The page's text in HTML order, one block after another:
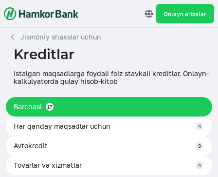
Onlayn arizalar
Jismoniy shaxslar uchun
Kreditlar
Istalgan maqsadlarga foydali foiz stavkali kreditlar. Onlayn-
kalkulyatorda qulay hisob-kitob
Barchasi 17
Har qanday maqsadlar uchun 4
Avtokredit 9
Tovarlar va xizmatlar 4